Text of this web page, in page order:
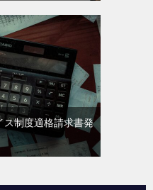
ス制度適格請求書発